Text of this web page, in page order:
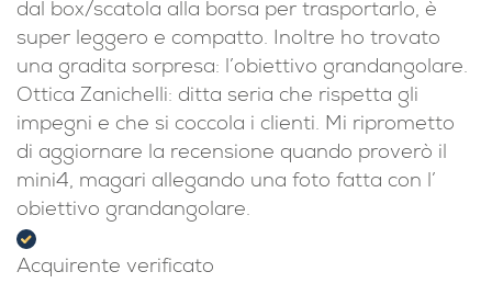
dal box/scatola alla borsa per trasportarlo, è
super leggero e compatto. Inoltre ho trovato
una gradita sorpresa: l’obiettivo grandangolare.
Ottica Zanichelli: ditta seria che rispetta gli
impegni e che si coccola i clienti. Mi riprometto
di aggiornare la recensione quando proverò il
mini4, magari allegando una foto fatta con l’
obiettivo grandangolare.
Acquirente verificato